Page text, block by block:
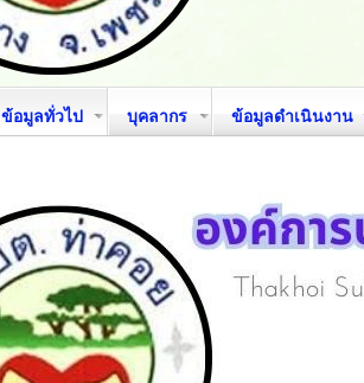
ข้อมูลทั่วไป บุคลากร ข้อมูลดำเนินงาน